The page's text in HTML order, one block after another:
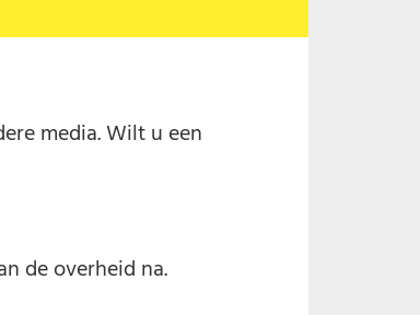
media. Wilt u een
de overheid na.